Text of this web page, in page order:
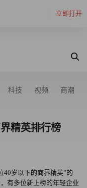
立即打开
科技 视频 商潮
精英排行榜
40岁以下的商界精英”的
有多位新上榜的年轻企业